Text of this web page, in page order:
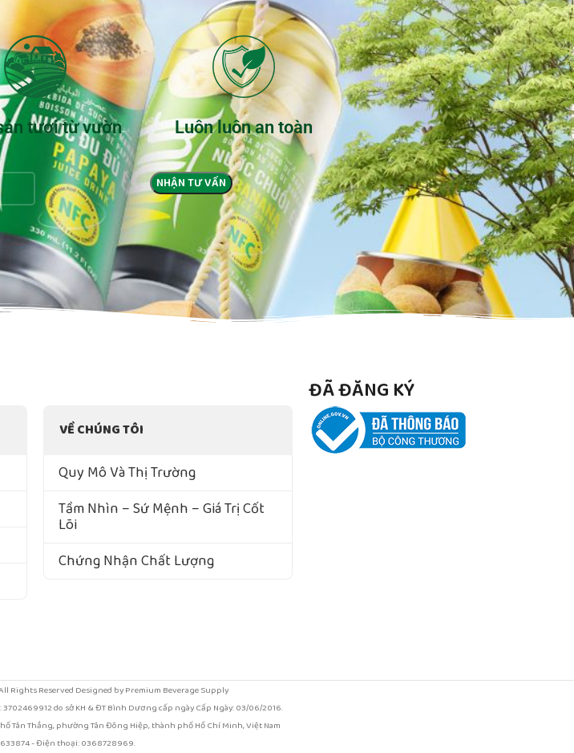
tươi từ vườn Luôn luôn an toàn
VỀ CHÚNG TÔI
Quy Mô Và Thị Trường
Tầm Nhìn – Sứ Mệnh – Giá Trị Cốt
Lõi
Chứng Nhận Chất Lượng
ĐÃ ĐĂNG KÝ
Rights Reserved Designed by Premium Beverage Supply
3702469912 do sở KH & ĐT Bình Dương cấp ngày Cấp Ngày: 03/06/2016.
Tân Thắng, phường Tân Đông Hiệp, thành phố Hồ Chí Minh, Việt Nam
- Điện thoại: 0368728969.